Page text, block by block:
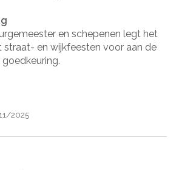
en schepenen legt het
straat- en wijkfeesten voor aan de
2025